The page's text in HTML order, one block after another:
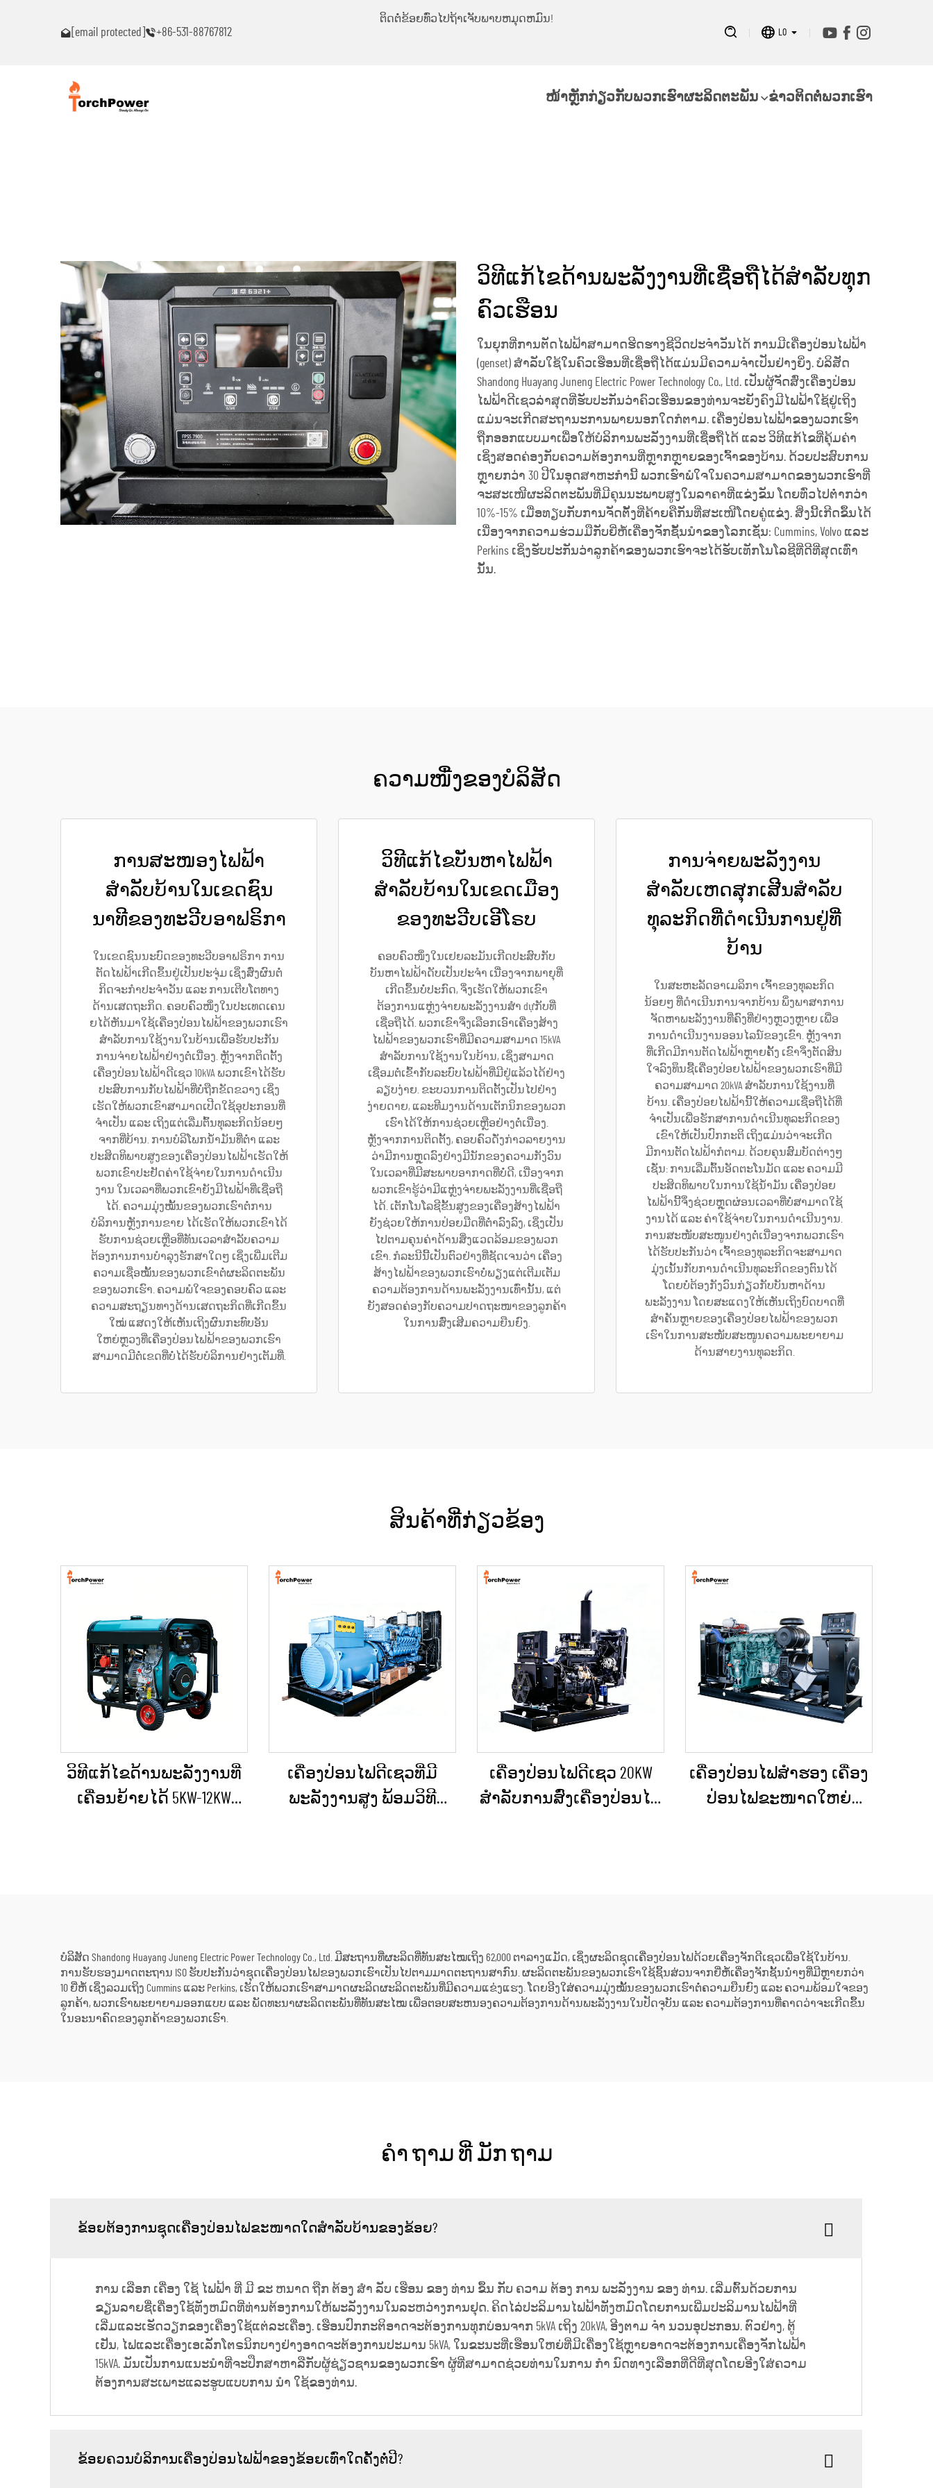
[email protected] +86-531-88767812
ຕິດຕໍ່ຂ້ອຍທົ່ວໄປຖ້າເຈັບພາບຫມຸດຫມົນ!
LO
ໜ້າຫຼັກກ່ຽວກັບພວກເຮົາຜະລິດຕະພັນ ຂ່າວຕິດຕໍ່ພວກເຮົາ
ວິທີແກ້ໄຂດ້ານພະລັງງານທີ່ເຊື່ອຖືໄດ້ສຳລັບທຸກ
ຄົວເຮືອນ
ໃນຍຸກທີ່ການຕັດໄຟຟ້າສາມາດຮີດຮາງຊີວິດປະຈຳວັນໄດ້ ການມີເຄື່ອງປ່ອນໄຟຟ້າ
(genset) ສຳລັບໃຊ້ໃນຄົວເຮືອນທີ່ເຊື່ອຖືໄດ້ແມ່ນມີຄວາມຈຳເປັນຢ່າງຍິ່ງ. ບໍລິສັດ
Shandong Huayang Juneng Electric Power Technology Co., Ltd. ເປັນຜູ້ຈັດສົ່ງເຄື່ອງປ່ອນ
ໄຟຟ້າດີເຊວລ່າສຸດທີ່ຮັບປະກັນວ່າຄົວເຮືອນຂອງທ່ານຈະຍັງຄົງມີໄຟຟ້າໃຊ້ຢູ່ເຖິງ
ແມ່ນຈະເກີດສະຖານະການພາຍນອກໃດກໍຕາມ. ເຄື່ອງປ່ອນໄຟຟ້າຂອງພວກເຮົາ
ຖືກອອກແບບມາເພື່ອໃຫ້ບໍລິການພະລັງງານທີ່ເຊື່ອຖືໄດ້ ແລະ ວິທີແກ້ໄຂທີ່ຄຸ້ມຄ່າ
ເຊິ່ງສອດຄ່ອງກັບຄວາມຕ້ອງການທີ່ຫຼາກຫຼາຍຂອງເຈົ້າຂອງບ້ານ. ດ້ວຍປະສົບການ
ຫຼາຍກວ່າ 30 ປີໃນອຸດສາຫະກຳນີ້ ພວກເຮົາພໍໃຈໃນຄວາມສາມາດຂອງພວກເຮົາທີ່
ຈະສະເໜີຜະລິດຕະພັນທີ່ມີຄຸນນະພາບສູງໃນລາຄາທີ່ແຂ່ງຂັນ ໂດຍທົ່ວໄປຕ່ຳກວ່າ
10%-15% ເມື່ອທຽບກັບການຈັດຕັ້ງທີ່ຄ້າຍຄືກັນທີ່ສະເໜີໂດຍຄູ່ແຂ່ງ. ສິ່ງນີ້ເກີດຂຶ້ນໄດ້
ເນື່ອງຈາກຄວາມຮ່ວມມືກັບຍີ່ຫໍ້ເຄື່ອງຈັກຊັ້ນນຳຂອງໂລກເຊັ່ນ: Cummins, Volvo ແລະ
Perkins ເຊິ່ງຮັບປະກັນວ່າລູກຄ້າຂອງພວກເຮົາຈະໄດ້ຮັບເທັກໂນໂລຊີທີ່ດີທີ່ສຸດເທົ່າ
ນັ້ນ.
ຄວາມໜື່ງຂອງບໍລິສັດ
ການສະໜອງໄຟຟ້າ
ສຳລັບບ້ານໃນເຂດຊົນ
ນາທີຂອງທະວີບອາຟຣິກາ
ໃນເຂດຊົນນະບົດຂອງທະວີບອາຟຣິກາ ການ
ຕັດໄຟຟ້າເກີດຂຶ້ນຢູ່ເປັນປະຈຸ່ມ ເຊິ່ງສົ່ງຜົນຕໍ່
ກິດຈະກຳປະຈຳວັນ ແລະ ການເຕີບໂຕທາງ
ດ້ານເສດຖະກິດ. ຄອບຄົວໜຶ່ງໃນປະເທດເຄນ
ຍໄດ້ຫັນມາໃຊ້ເຄື່ອງປ່ອນໄຟຟ້າຂອງພວກເຮົາ
ສຳລັບການໃຊ້ງານໃນບ້ານເພື່ອຮັບປະກັນ
ການຈ່າຍໄຟຟ້າຢ່າງຕໍ່ເນື່ອງ. ຫຼັງຈາກຕິດຕັ້ງ
ເຄື່ອງປ່ອນໄຟຟ້າດີເຊວ 10kVA ພວກເຂົາໄດ້ຮັບ
ປະສົບການກັບໄຟຟ້າທີ່ບໍ່ຖືກຂັດຂວາງ ເຊິ່ງ
ເຮັດໃຫ້ພວກເຂົາສາມາດເປີດໃຊ້ອຸປະກອນທີ່
ຈຳເປັນ ແລະ ເຖິງແຕ່ເລີ່ມຕົ້ນທຸລະກິດນ້ອຍໆ
ຈາກທີ່ບ້ານ. ການບໍລິໂພກນ້ຳມັນທີ່ຕ່ຳ ແລະ
ປະສິດທິພາບສູງຂອງເຄື່ອງປ່ອນໄຟຟ້າເຮັດໃຫ້
ພວກເຂົາປະຢັດຄ່າໃຊ້ຈ່າຍໃນການດຳເນີນ
ງານ ໃນເວລາທີ່ພວກເຂົາຍັງມີໄຟຟ້າທີ່ເຊື່ອຖື
ໄດ້. ຄວາມມຸ່ງໝັ້ນຂອງພວກເຮົາຕໍ່ການ
ບໍລິການຫຼັງການຂາຍ ໄດ້ເຮັດໃຫ້ພວກເຂົາໄດ້
ຮັບການຊ່ວຍເຫຼືອທີ່ທັນເວລາສຳລັບຄວາມ
ຕ້ອງການການບໍາລຸງຮັກສາໃດໆ ເຊິ່ງເພີ່ມເຕີມ
ຄວາມເຊື່ອໝັ້ນຂອງພວກເຂົາຕໍ່ຜະລິດຕະພັນ
ຂອງພວກເຮົາ. ຄວາມພໍໃຈຂອງຄອບຄົວ ແລະ
ຄວາມສະຖຽນທາງດ້ານເສດຖະກິດທີ່ເກີດຂຶ້ນ
ໃໝ່ ແສດງໃຫ້ເຫັນເຖິງຜົນກະທົບອັນ
ໃຫຍ່ຫຼວງທີ່ເຄື່ອງປ່ອນໄຟຟ້າຂອງພວກເຮົາ
ສາມາດມີຕໍ່ເຂດທີ່ບໍ່ໄດ້ຮັບບໍລິການຢ່າງເຕັມທີ່.
ວິທີແກ້ໄຂບັນຫາໄຟຟ້າ
ສຳລັບບ້ານໃນເຂດເມືອງ
ຂອງທະວີບເອີໂຣບ
ຄອບຄົວໜຶ່ງໃນເຢຍລະມັນເກີດປະສົບກັບ
ບັນຫາໄຟຟ້າດັບເປັນປະຈຳ ເນື່ອງຈາກພາຍຸທີ່
ເກີດຂຶ້ນບໍ່ປະກົດ, ຈຶ່ງເຮັດໃຫ້ພວກເຂົາ
ຕ້ອງການແຫຼ່ງຈ່າຍພະລັງງານສຳ dựກັບທີ່
ເຊື່ອຖືໄດ້. ພວກເຂົາຈຶ່ງເລືອກເອົາເຄື່ອງສ້າງ
ໄຟຟ້າຂອງພວກເຮົາທີ່ມີຄວາມສາມາດ 15kVA
ສຳລັບການໃຊ້ງານໃນບ້ານ, ເຊິ່ງສາມາດ
ເຊື່ອມຕໍ່ເຂົ້າກັບລະບົບໄຟຟ້າທີ່ມີຢູ່ແລ້ວໄດ້ຢ່າງ
ລຽບງ່າຍ. ຂະບວນການຕິດຕັ້ງເປັນໄປຢ່າງ
ງ່າຍດາຍ, ແລະທີມງານດ້ານເຕັກນິກຂອງພວກ
ເຮົາໄດ້ໃຫ້ການຊ່ວຍເຫຼືອຢ່າງຕໍ່ເນື່ອງ.
ຫຼັງຈາກການຕິດຕັ້ງ, ຄອບຄົວດັ່ງກ່າວລາຍງານ
ວ່າມີການຫຼຸດລົງຢ່າງມີນັກຂອງຄວາມກັງວົນ
ໃນເວລາທີ່ມີສະພາບອາກາດທີ່ບໍ່ດີ, ເນື່ອງຈາກ
ພວກເຂົາຮູ້ວ່າມີແຫຼ່ງຈ່າຍພະລັງງານທີ່ເຊື່ອຖື
ໄດ້. ເຕັກໂນໂລຊີຂັ້ນສູງຂອງເຄື່ອງສ້າງໄຟຟ້າ
ຍັງຊ່ວຍໃຫ້ການປ່ອຍມືດທີ່ຕ່ຳລົງລົງ, ເຊິ່ງເປັນ
ໄປຕາມຄຸນຄ່າດ້ານສິ່ງແວດລ້ອມຂອງພວກ
ເຂົາ. ກໍລະນີນີ້ເປັນຕົວຢ່າງທີ່ຊັດເຈນວ່າ ເຄື່ອງ
ສ້າງໄຟຟ້າຂອງພວກເຮົາບໍ່ພຽງແຕ່ເຕີມເຕັມ
ຄວາມຕ້ອງການດ້ານພະລັງງານເທົ່ານັ້ນ, ແຕ່
ຍັງສອດຄ່ອງກັບຄວາມປາດຖະໜາຂອງລູກຄ້າ
ໃນການສົ່ງເສີມຄວາມຍືນຍົງ.
ການຈ່າຍພະລັງງານ
ສຳລັບເຫດສຸກເສີນສຳລັບ
ທຸລະກິດທີ່ດຳເນີນການຢູ່ທີ່
ບ້ານ
ໃນສະຫະລັດອາເມລິກາ ເຈົ້າຂອງທຸລະກິດ
ນ້ອຍໆ ທີ່ດຳເນີນການຈາກບ້ານ ພຶ່ງພາສາການ
ຈັດຫາພະລັງງານທີ່ຄົງທີ່ຢ່າງຫຼວງຫຼາຍ ເພື່ອ
ການດຳເນີນງານອອນໄລນ໌ຂອງເຂົາ. ຫຼັງຈາກ
ທີ່ເກີດມີການຕັດໄຟຟ້າຫຼາຍຄັ້ງ ເຂົາຈຶ່ງຕັດສິນ
ໃຈລົງທຶນຊື້ເຄື່ອງປ່ອຍໄຟຟ້າຂອງພວກເຮົາທີ່ມີ
ຄວາມສາມາດ 20kVA ສຳລັບການໃຊ້ງານທີ່
ບ້ານ. ເຄື່ອງປ່ອຍໄຟຟ້ານີ້ໃຫ້ຄວາມເຊື່ອຖືໄດ້ທີ່
ຈຳເປັນເພື່ອຮັກສາການດຳເນີນທຸລະກິດຂອງ
ເຂົາໃຫ້ເປັນປົກກະຕິ ເຖິງແມ່ນວ່າຈະເກີດ
ມີການຕັດໄຟຟ້າກໍຕາມ. ດ້ວຍຄຸນສົມບັດຕ່າງໆ
ເຊັ່ນ: ການເລີ່ມຕົ້ນອັດຕະໂນມັດ ແລະ ຄວາມມີ
ປະສິດທິພາບໃນການໃຊ້ນ້ຳມັນ ເຄື່ອງປ່ອຍ
ໄຟຟ້ານີ້ຈຶ່ງຊ່ວຍຫຼຸດຜ່ອນເວລາທີ່ບໍ່ສາມາດໃຊ້
ງານໄດ້ ແລະ ຄ່າໃຊ້ຈ່າຍໃນການດຳເນີນງານ.
ການສະໜັບສະໜູນຢ່າງຕໍ່ເນື່ອງຈາກພວກເຮົາ
ໄດ້ຮັບປະກັນວ່າ ເຈົ້າຂອງທຸລະກິດຈະສາມາດ
ມຸ່ງເນັ້ນກັບການດຳເນີນທຸລະກິດຂອງຕົນໄດ້
ໂດຍບໍ່ຕ້ອງກັງວົນກ່ຽວກັບບັນຫາດ້ານ
ພະລັງງານ ໂດຍສະແດງໃຫ້ເຫັນເຖິງບົດບາດທີ່
ສຳຄັນຫຼາຍຂອງເຄື່ອງປ່ອຍໄຟຟ້າຂອງພວກ
ເຮົາໃນການສະໜັບສະໜູນຄວາມພະຍາຍາມ
ດ້ານສາຍງານທຸລະກິດ.
ສິນຄ້າທີ່ກ່ຽວຂ້ອງ
ວິທີແກ້ໄຂດ້ານພະລັງງານທີ່
ເຄື່ອນຍ້າຍໄດ້ 5KW-12KW
ເຄື່ອງປ່ອນໄຟດີເຊວທີ່ມີ
ພະລັງງານສູງ ພ້ອມວິທີ
ເຄື່ອງປ່ອນໄຟດີເຊວ 20KW
ສຳລັບການສົ່ງເຄື່ອງປ່ອນໄຟ
ເຄື່ອງປ່ອນໄຟສຳຮອງ ເຄື່ອງ
ປ່ອນໄຟຂະໜາດໃຫຍ່
ບໍລິສັດ Shandong Huayang Juneng Electric Power Technology Co., Ltd. ມີສະຖານທີ່ຜະລິດທີ່ທັນສະໄໝເຖິງ 62,000 ຕາລາງແມັດ, ເຊິ່ງຜະລິດຊຸດເຄື່ອງປ່ອນໄຟດ້ວຍເຄື່ອງຈັກດີເຊວເພື່ອໃຊ້ໃນບ້ານ.
ການຮັບຮອງມາດຕະຖານ ISO ຮັບປະກັນວ່າຊຸດເຄື່ອງປ່ອນໄຟຂອງພວກເຮົາເປັນໄປຕາມມາດຕະຖານສາກົນ. ຜະລິດຕະພັນຂອງພວກເຮົາໃຊ້ຊິ້ນສ່ວນຈາກຍີ່ຫໍ້ເຄື່ອງຈັກຊັ້ນນຳໆທີ່ມີຫຼາຍກວ່າ
10 ຍີ່ຫໍ້ ເຊິ່ງລວມເຖິງ Cummins ແລະ Perkins, ເຮັດໃຫ້ພວກເຮົາສາມາດຜະລິດຜະລິດຕະພັນທີ່ມີຄວາມແຂ່ງແຮງ. ໂດຍອີງໃສ່ຄວາມມຸ່ງໝັ້ນຂອງພວກເຮົາຕໍ່ຄວາມຍືນຍົງ ແລະ ຄວາມພ້ອມໃຈຂອງ
ລູກຄ້າ, ພວກເຮົາພະຍາຍາມອອກແບບ ແລະ ພັດທະນາຜະລິດຕະພັນທີ່ທັນສະໄໝ ເພື່ອຕອບສະຫນອງຄວາມຕ້ອງການດ້ານພະລັງງານໃນປັດຈຸບັນ ແລະ ຄວາມຕ້ອງການທີ່ຄາດວ່າຈະເກີດຂຶ້ນ
ໃນອະນາຄົດຂອງລູກຄ້າຂອງພວກເຮົາ.
ຄໍາ ຖາມ ທີ່ ມັກ ຖາມ
ຂ້ອຍຕ້ອງການຊຸດເຄື່ອງປ່ອນໄຟຂະໜາດໃດສຳລັບບ້ານຂອງຂ້ອຍ?
ການ ເລືອກ ເຄື່ອງ ໃຊ້ ໄຟຟ້າ ທີ່ ມີ ຂະ ຫນາດ ຖືກ ຕ້ອງ ສໍາ ລັບ ເຮືອນ ຂອງ ທ່ານ ຂຶ້ນ ກັບ ຄວາມ ຕ້ອງ ການ ພະລັງງານ ຂອງ ທ່ານ. ເລີ່ມຕົ້ນດ້ວຍການ
ຂຽນລາຍຊື່ເຄື່ອງໃຊ້ທັງຫມົດທີ່ທ່ານຕ້ອງການໃຫ້ພະລັງງານໃນລະຫວ່າງການຢຸດ. ຄິດໄລ່ປະລິມານໄຟຟ້າທັງຫມົດໂດຍການເພີ່ມປະລິມານໄຟຟ້າທີ່
ເລີ່ມແລະເຮັດວຽກຂອງເຄື່ອງໃຊ້ແຕ່ລະເຄື່ອງ. ເຮືອນປົກກະຕິອາດຈະຕ້ອງການທຸກບ່ອນຈາກ 5kVA ເຖິງ 20kVA, ອີງຕາມ ຈໍາ ນວນອຸປະກອນ. ຕົວຢ່າງ, ຕູ້
ເຢັນ, ໄຟແລະເຄື່ອງເອເລັກໂຕຣນິກບາງຢ່າງອາດຈະຕ້ອງການປະມານ 5kVA, ໃນຂະນະທີ່ເຮືອນໃຫຍ່ທີ່ມີເຄື່ອງໃຊ້ຫຼາຍອາດຈະຕ້ອງການເຄື່ອງຈັກໄຟຟ້າ
15kVA. ມັນເປັນການແນະນໍາທີ່ຈະປຶກສາຫາລືກັບຜູ້ຊ່ຽວຊານຂອງພວກເຮົາ ຜູ້ທີ່ສາມາດຊ່ວຍທ່ານໃນການ ກໍາ ນົດທາງເລືອກທີ່ດີທີ່ສຸດໂດຍອີງໃສ່ຄວາມ
ຕ້ອງການສະເພາະແລະຮູບແບບການ ນໍາ ໃຊ້ຂອງທ່ານ.
ຂ້ອຍຄວນບໍລິການເຄື່ອງປ່ອນໄຟຟ້າຂອງຂ້ອຍເທົ່າໃດຄັ້ງຕໍ່ປີ?